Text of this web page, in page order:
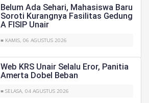
Belum Ada Sehari, Mahasiswa Baru
Soroti Kurangnya Fasilitas Gedung
A FISIP Unair
■ KAMIS, 06 AGUSTUS 2026
Web KRS Unair Selalu Eror, Panitia
Amerta Dobel Beban
■ SELASA, 04 AGUSTUS 2026